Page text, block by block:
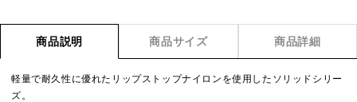
商品説明 商品サイズ 商品詳細
軽量で耐久性に優れたリップストップナイロンを使用したソリッドシリー
ズ。